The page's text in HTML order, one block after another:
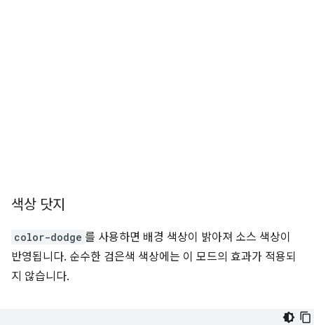
색상 닷지
color-dodge 를 사용하면 배경 색상이 밝아져 소스 색상이
반영됩니다. 순수한 검은색 색상에는 이 모드의 효과가 적용되
지 않습니다.